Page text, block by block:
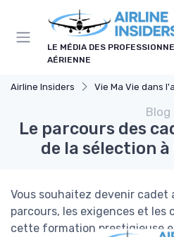
LE MÉDIA DES
AÉRIENNE
Airline Insiders Vie Ma Vie dans
Blog
Le parcours des
de la sélection
Vous souhaitez devenir cadet
parcours, les exigences et les
cette formation prestigieuse
Panneau de gestion des cookies